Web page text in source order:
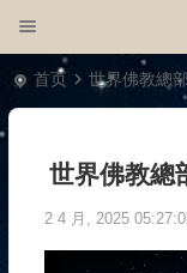
首页 世界佛教總
世界佛教總
2 4 月, 2025